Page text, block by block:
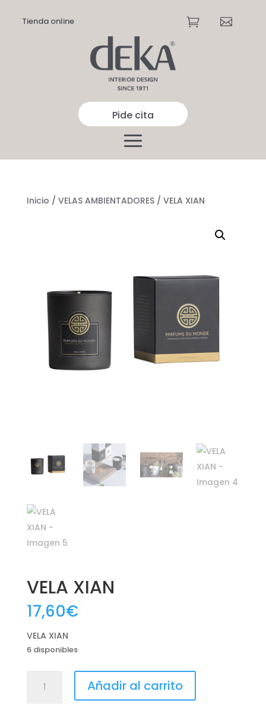
Tienda online  
Pide cita
Inicio / VELAS AMBIENTADORES/ VELA XIAN
VELA XIAN
17,60€
VELA XIAN
6 disponibles
XIAN
Añadir al carrito